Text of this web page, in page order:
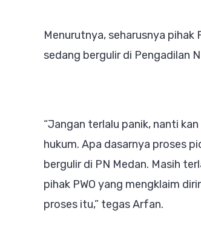
Menurutnya, seharusnya pihak
sedang bergulir di Pengadilan
“Jangan terlalu panik, nanti
hukum. Apa dasarnya proses
bergulir di PN Medan. Masih
pihak PWO yang mengklaim
proses itu,” tegas Arfan.